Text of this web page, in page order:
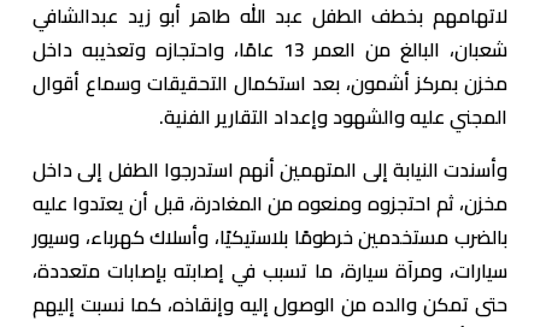
لاتهامهم بخطف الطفل عبد الله طاهر أبو زيد عبدالشافي
شعبان، البالغ من العمر 13 عامًا، واحتجازه وتعذيبه داخل
مخزن بمركز أشمون، بعد استكمال التحقيقات وسماع أقوال
المجني عليه والشهود وإعداد التقارير الفنية.
وأسندت النيابة إلى المتهمين أنهم استدرجوا الطفل إلى داخل
مخزن، ثم احتجزوه ومنعوه من المغادرة، قبل أن يعتدوا عليه
بالضرب مستخدمين خرطومًا بلاستيكيًا، وأسلاك كهرباء، وسيور
سيارات، ومرآة سيارة، ما تسبب في إصابته بإصابات متعددة،
حتى تمكن والده من الوصول إليه وإنقاذه، كما نسبت إليهم